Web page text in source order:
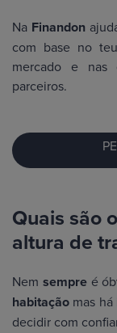
Na Finandon
com base no
mercado e
parceiros.
Quais são
altura de
Nem sempreé
habitação mas
decidir com